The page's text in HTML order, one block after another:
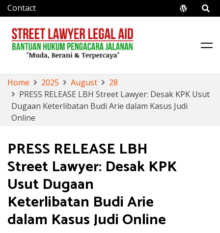
Wo
Street Lawyer
Street Lawyer
Home 2025 August
28
PRESS RELEASE LBH Street Lawyer: Desak KPK Usut
Dugaan Keterlibatan Budi Arie dalam Kasus Judi
Online
PRESS RELEASE LBH
Street Lawyer: Desak KPK
Usut Dugaan
Keterlibatan Budi Arie
dalam Kasus Judi Online